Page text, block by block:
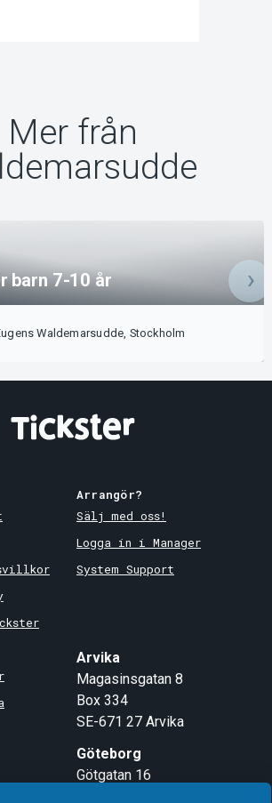
Mer från
barn 7-10 år
Waldemarsudde, Stockholm
Arrangör?
Sälj med oss!
Logga in i Manager
System Support
Arvika
Magasinsgatan 8
Box 334
SE-671 27 Arvika
Göteborg
Götgatan 16